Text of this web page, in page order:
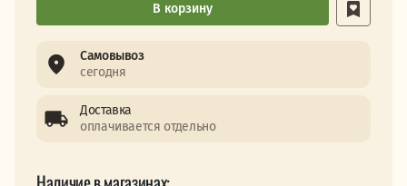
В корзину
Самовывоз
сегодня
Доставка
оплачивается отдельно